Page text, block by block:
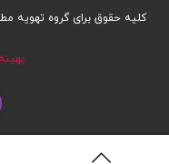
کلیه حقوق برای گروه تهویه